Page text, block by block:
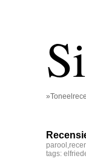
parool ,
tags: